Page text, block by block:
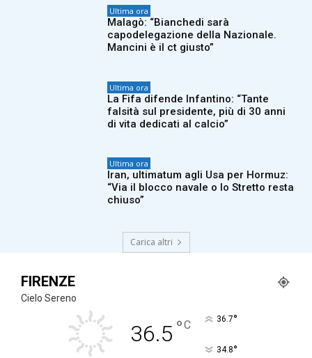
Ultima ora
Malagò: “Bianchedi sarà
capodelegazione della Nazionale.
Mancini è il ct giusto”
Ultima ora
La Fifa difende Infantino: “Tante
falsità sul presidente, più di 30 anni
di vita dedicati al calcio”
Ultima ora
Iran, ultimatum agli Usa per Hormuz:
“Via il blocco navale o lo Stretto resta
chiuso”
Carica altri
FIRENZE
Cielo Sereno
36.5 °C 36.7°
34.8°